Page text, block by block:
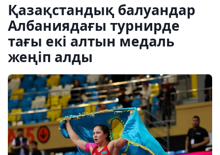
Қазақстандық балуандар
Албаниядағы турнирде
тағы екі алтын медаль
жеңіп алды